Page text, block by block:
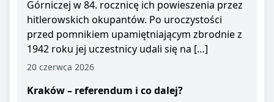
Górniczej w 84. rocznicę ich powieszenia przez
hitlerowskich okupantów. Po uroczystości
przed pomnikiem upamiętniającym zbrodnie z
1942 roku jej uczestnicy udali się na […]
20 czerwca 2026
Kraków – referendum i co dalej?